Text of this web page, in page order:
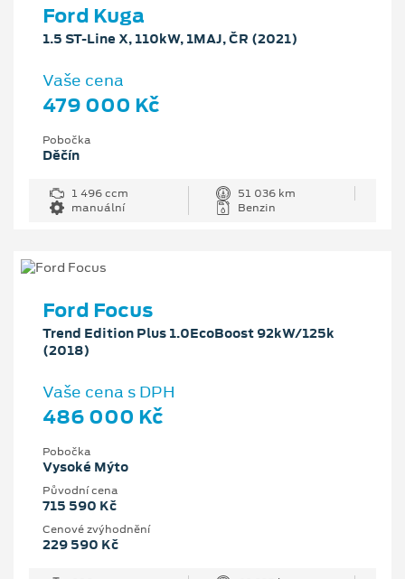
Ford Kuga
1.5 ST-Line X, 110kW, 1MAJ, ČR (2021)
Vaše cena
479 000 Kč
Pobočka
Děčín
1 496 ccm
51 036 km
manuální
Benzin
Ford Focus
Trend Edition Plus 1.0EcoBoost 92kW/125k
(2018)
Vaše cena s DPH
486 000 Kč
Pobočka
Vysoké Mýto
Původní cena
715 590 Kč
Cenové zvýhodnění
229 590 Kč